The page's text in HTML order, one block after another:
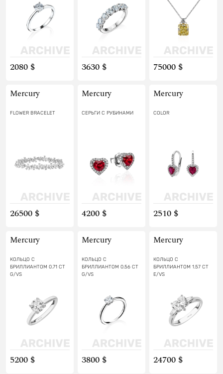
2080 $ 3630 $ 75000 $
Mercury
FLOWER BRACELET
26500 $
Mercury
СЕРЬГИ С РУБИНАМИ
4200 $
Mercury
COLOR
2510 $
Mercury
КОЛЬЦО С
БРИЛЛИАНТОМ 0.71 CT
G/VS
5200 $
Mercury
КОЛЬЦО С
БРИЛЛИАНТОМ 0.56 CT
G/VS
3800 $
Mercury
КОЛЬЦО С
БРИЛЛИАНТОМ 1.57 CT
E/VS
24700 $